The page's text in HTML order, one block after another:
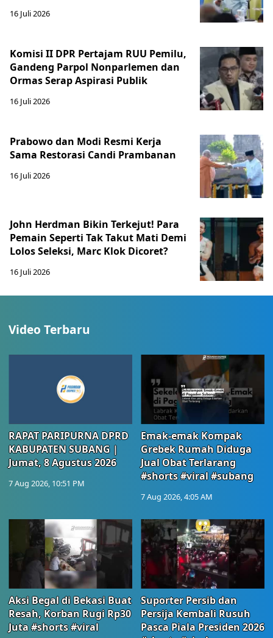
16 Juli 2026
Komisi II DPR Pertajam RUU Pemilu,
Gandeng Parpol Nonparlemen dan
Ormas Serap Aspirasi Publik
16 Juli 2026
Prabowo dan Modi Resmi Kerja
Sama Restorasi Candi Prambanan
16 Juli 2026
John Herdman Bikin Terkejut! Para
Pemain Seperti Tak Takut Mati Demi
Lolos Seleksi, Marc Klok Dicoret?
16 Juli 2026
Video Terbaru
RAPAT PARIPURNA DPRD
KABUPATEN SUBANG |
Jumat, 8 Agustus 2026
7 Aug 2026, 10:51 PM
Emak-emak Kompak
Grebek Rumah Diduga
Jual Obat Terlarang
#shorts #viral #subang
7 Aug 2026, 4:05 AM
Aksi Begal di Bekasi Buat
Resah, Korban Rugi Rp30
Juta #shorts #viral
Suporter Persib dan
Persija Kembali Rusuh
Pasca Piala Presiden 2026